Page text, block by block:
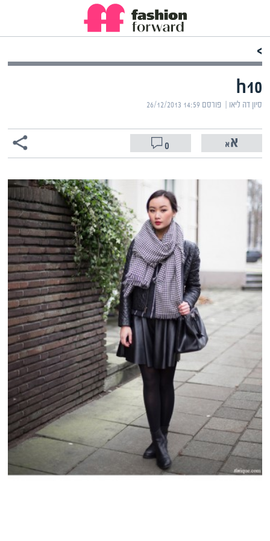
>
h10
סיון דה ליאו | ‏פורסם ‎26/12/2013 14:59
0